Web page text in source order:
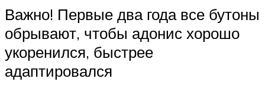
Важно! Первые два года все бутоны
обрывают, чтобы адонис хорошо
укоренился, быстрее
адаптировался